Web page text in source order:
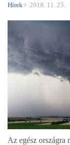
Hírek 2018. 11. 25.
Az egész országra